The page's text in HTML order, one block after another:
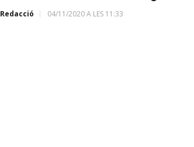
Redacció 04/11/2020 A LES 11:33